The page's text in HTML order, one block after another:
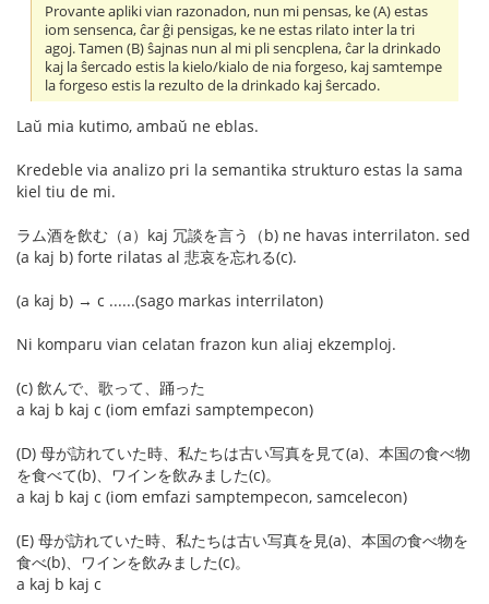
Provante apliki vian razonadon, nun mi pensas, ke (A) estas
iom sensenca, ĉar ĝi pensigas, ke ne estas rilato inter la tri
agoj. Tamen (B) ŝajnas nun al mi pli sencplena, ĉar la drinkado
kaj la ŝercado estis la kielo/kialo de nia forgeso, kaj samtempe
la forgeso estis la rezulto de la drinkado kaj ŝercado.
Laŭ mia kutimo, ambaŭ ne eblas.
Kredeble via analizo pri la semantika strukturo estas la sama
kiel tiu de mi.
ラム酒を飲む（a）kaj 冗談を言う（b) ne havas interrilaton. sed
(a kaj b) forte rilatas al 悲哀を忘れる(c).
(a kaj b) → c ......(sago markas interrilaton)
Ni komparu vian celatan frazon kun aliaj ekzemploj.
(c) 飲んで、歌って、踊った
a kaj b kaj c (iom emfazi samptempecon)
(D) 母が訪れていた時、私たちは古い写真を見て(a)、本国の食べ物
を食べて(b)、ワインを飲みました(c)。
a kaj b kaj c (iom emfazi samptempecon, samcelecon)
(E) 母が訪れていた時、私たちは古い写真を見(a)、本国の食べ物を
食べ(b)、ワインを飲みました(c)。
a kaj b kaj c